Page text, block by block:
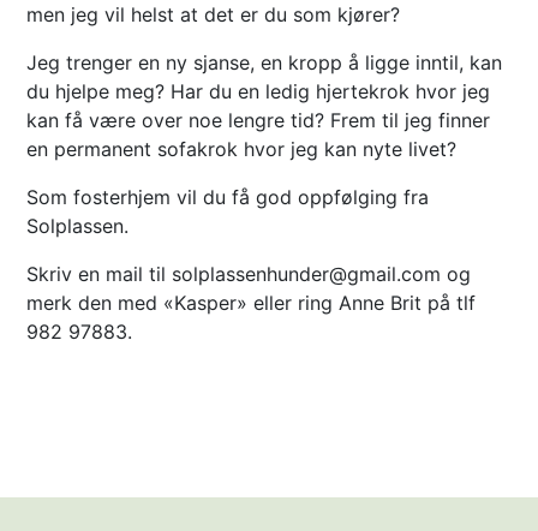
men jeg vil helst at det er du som kjører?
Jeg trenger en ny sjanse, en kropp å ligge inntil, kan
du hjelpe meg? Har du en ledig hjertekrok hvor jeg
kan få være over noe lengre tid? Frem til jeg finner
en permanent sofakrok hvor jeg kan nyte livet?
Som fosterhjem vil du få god oppfølging fra
Solplassen.
Skriv en mail til solplassenhunder@gmail.com og
merk den med «Kasper» eller ring Anne Brit på tlf
982 97883.